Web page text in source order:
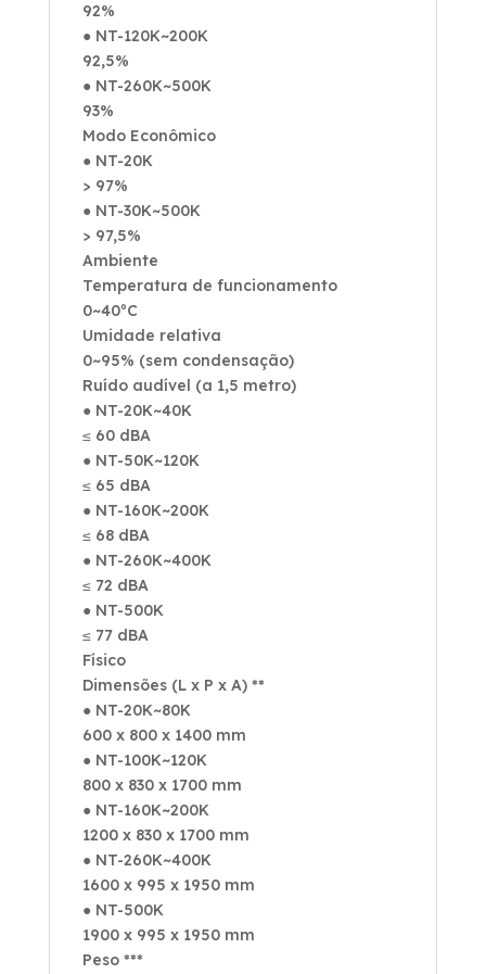
92%
● NT-120K~200K
92,5%
● NT-260K~500K
93%
Modo Econômico
● NT-20K
> 97%
● NT-30K~500K
> 97,5%
Ambiente
Temperatura de funcionamento
0~40ºC
Umidade relativa
0~95% (sem condensação)
Ruído audível (a 1,5 metro)
● NT-20K~40K
≤ 60 dBA
● NT-50K~120K
≤ 65 dBA
● NT-160K~200K
≤ 68 dBA
● NT-260K~400K
≤ 72 dBA
● NT-500K
≤ 77 dBA
Físico
Dimensões (L x P x A) **
● NT-20K~80K
600 x 800 x 1400 mm
● NT-100K~120K
800 x 830 x 1700 mm
● NT-160K~200K
1200 x 830 x 1700 mm
● NT-260K~400K
1600 x 995 x 1950 mm
● NT-500K
1900 x 995 x 1950 mm
Peso ***